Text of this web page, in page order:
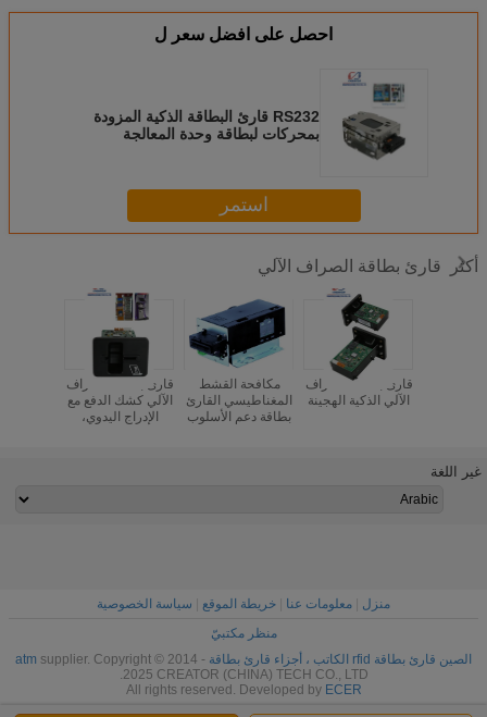
احصل على افضل سعر ل
RS232 قارئ البطاقة الذكية المزودة
بمحركات لبطاقة وحدة المعالجة
استمر
أكثر قارئ بطاقة الصراف الآلي
قارئ بطاقة الصراف
الآلي كشك الدفع مع
الإدراج اليدوي،
مكافحة القشط
المغناطيسي القارئ
بطاقة دعم الأسلوب
قارئ بطاقة الصراف
الآلي الذكية الهجينة
غير اللغة
منزل معلومات عنا خريطة الموقع
سياسة الخصوصية
منظر مكتبيّ
الصين قارئ بطاقة rfid الكاتب ، أجزاء قارئ بطاقة atm
supplier. Copyright © 2014 -
2025 CREATOR (CHINA) TECH CO., LTD.
All rights reserved. Developed by ECER